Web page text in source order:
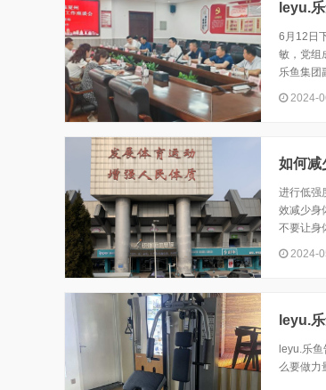
leyu.
6月12日
敏，党组
乐鱼集团
2024-
如何减
进行低强
效减少身
不要让身
2024-
leyu.
leyu.乐鱼
么要做力